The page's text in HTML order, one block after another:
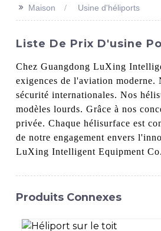
>> Maison Usine d'héliports
Liste De Prix D'usine
Chez Guangdong LuXing
exigences de l'aviation moderne.
sécurité internationales. Nos
modèles lourds. Grâce à nos
privée. Chaque hélisurface est
de notre engagement envers
LuXing Intelligent Equipment
Produits Connexes